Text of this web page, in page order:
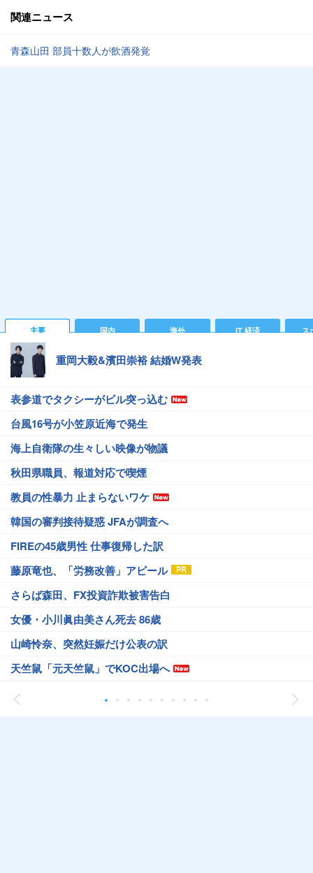
関連ニュース
青森山田 部員十数人が飲酒発覚
主要 国内 海外 IT 経済 ス
重岡大毅&濱田崇裕 結婚W発表
表参道でタクシーがビル突っ込む
台風16号が小笠原近海で発生
海上自衛隊の生々しい映像が物議
秋田県職員、報道対応で喫煙
教員の性暴力 止まらないワケ
韓国の審判接待疑惑 JFAが調査へ
FIREの45歳男性 仕事復帰した訳
藤原竜也、「労務改善」アピール
さらば森田、FX投資詐欺被害告白
女優・小川眞由美さん死去 86歳
山崎怜奈、突然妊娠だけ公表の訳
天竺鼠「元天竺鼠」でKOC出場へ